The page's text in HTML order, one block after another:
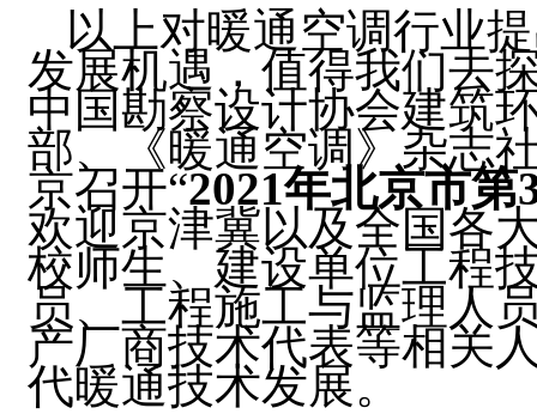
以上对暖通空调行业
发展机遇，值得我们去
中国勘察设计协会建筑
部、《暖通空调》杂志
京召开“2021年北京市第
欢迎京津冀以及全国各
校师生、建设单位工程
员、工程施工与监理人
产厂商技术代表等相关
代暖通技术发展。